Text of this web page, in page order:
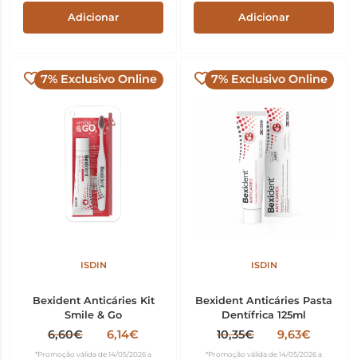
Adicionar Adicionar
7% Exclusivo Online
ISDIN
Bexident Anticáries Kit
Smile & Go
6,60€ 6,14€
*Promoção válida de 14/05/2026 a
7% Exclusivo Online
ISDIN
Bexident Anticáries Pasta
Dentífrica 125ml
10,35€ 9,63€
*Promoção válida de 14/05/2026 a